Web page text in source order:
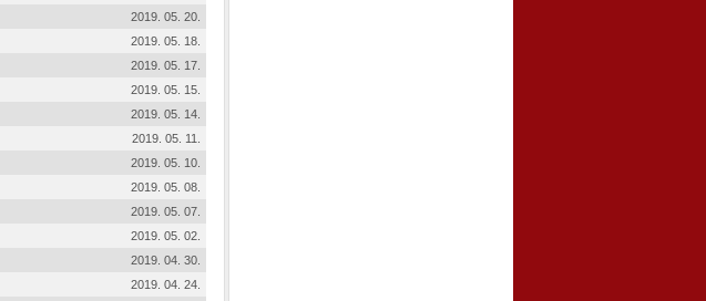
2019. 05. 20.
2019. 05. 18.
2019. 05. 17.
2019. 05. 15.
2019. 05. 14.
2019. 05. 11.
2019. 05. 10.
2019. 05. 08.
2019. 05. 07.
2019. 05. 02.
2019. 04. 30.
2019. 04. 24.